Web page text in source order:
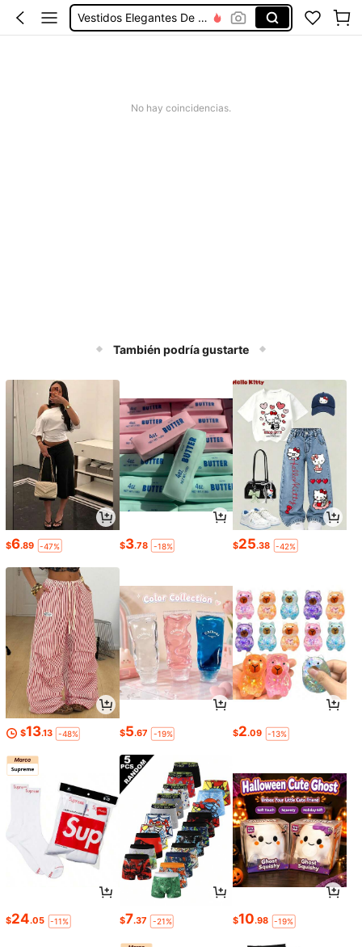
Vestidos Elegantes De Mujer
Patio Furniture Set Cover
No hay coincidencias.
También podría gustarte
$6.89 -47% $3.78 -18% $25.38 -42%
$13.13 -48% $5.67 -19% $2.09 -13%
$24.05 -11% $7.37 -21% $10.98 -19%